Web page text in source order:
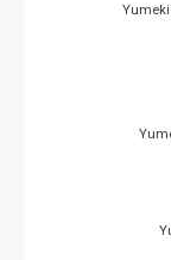
Yumeki